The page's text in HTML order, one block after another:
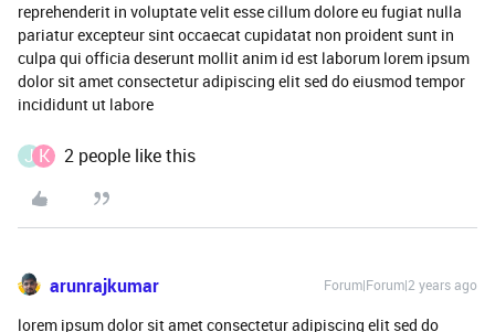
reprehenderit in voluptate velit esse cillum dolore eu fugiat nulla
pariatur excepteur sint occaecat cupidatat non proident sunt in
culpa qui officia deserunt mollit anim id est laborum lorem ipsum
dolor sit amet consectetur adipiscing elit sed do eiusmod tempor
incididunt ut labore
J K 2 people like this
arunrajkumar Forum|Forum|2 years ago
lorem ipsum dolor sit amet consectetur adipiscing elit sed do